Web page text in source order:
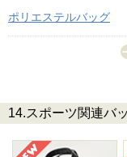
ポリエステルバッグ
14.スポーツ関連バ